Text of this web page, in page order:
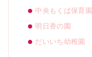
中央もくば保育園
明日香の園
だいいち幼稚園